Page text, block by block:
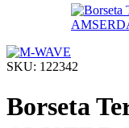
SKU: 122342
Borseta